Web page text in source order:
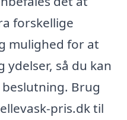
forskellige
mulighed for at
ydelser, så du kan
Brug
pris.dk til